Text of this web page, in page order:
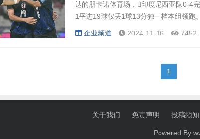
达的朋卡诺体育场，印度尼西亚队0-4
1平进19球仅丢1球13分独一档本组领跑
队。 此役，印尼首发阵容中有多达
企业频道 2024-11-16 7452
1
关于我们 免责声明 投稿须知
Powered By